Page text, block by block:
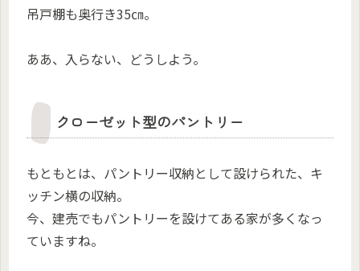
吊戸棚も奥行き35㎝。
ああ、入らない、どうしよう。
クローゼット型のパントリー
もともとは、パントリー収納として設けられた、キ
ッチン横の収納。
今、建売でもパントリーを設けてある家が多くなっ
ていますね。